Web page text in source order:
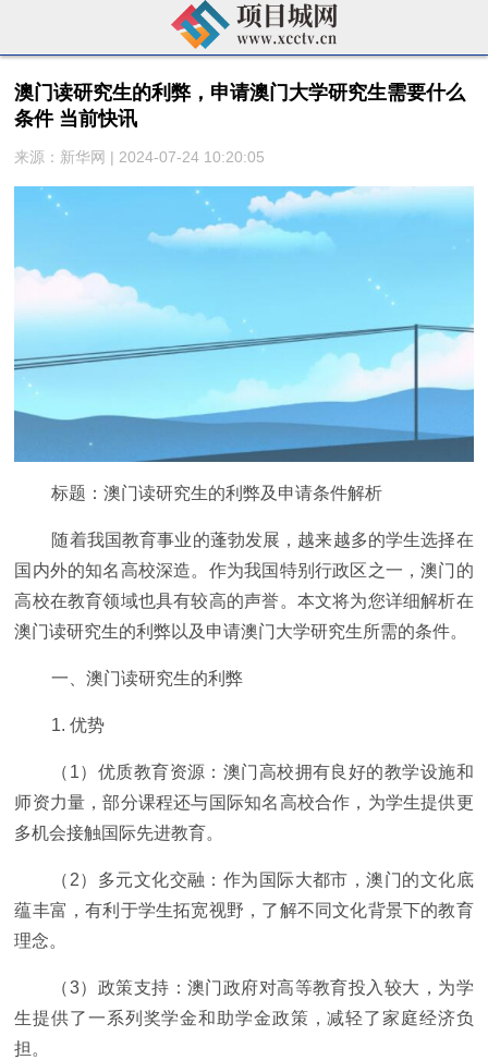
澳门读研究生的利弊，申请澳门大学研究生需要什么
条件 当前快讯
来源：新华网 | 2024-07-24 10:20:05
标题：澳门读研究生的利弊及申请条件解析
随着我国教育事业的蓬勃发展，越来越多的学生选择在
国内外的知名高校深造。作为我国特别行政区之一，澳门的
高校在教育领域也具有较高的声誉。本文将为您详细解析在
澳门读研究生的利弊以及申请澳门大学研究生所需的条件。
一、澳门读研究生的利弊
1. 优势
（1）优质教育资源：澳门高校拥有良好的教学设施和
师资力量，部分课程还与国际知名高校合作，为学生提供更
多机会接触国际先进教育。
（2）多元文化交融：作为国际大都市，澳门的文化底
蕴丰富，有利于学生拓宽视野，了解不同文化背景下的教育
理念。
（3）政策支持：澳门政府对高等教育投入较大，为学
生提供了一系列奖学金和助学金政策，减轻了家庭经济负
担。